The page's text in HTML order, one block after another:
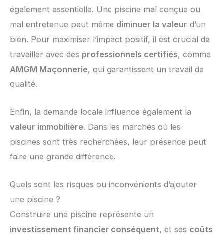
également essentielle. Une piscine mal conçue ou
mal entretenue peut même diminuer la valeur d’un
bien. Pour maximiser l’impact positif, il est crucial de
travailler avec des professionnels certifiés, comme
AMGM Maçonnerie, qui garantissent un travail de
qualité.
Enfin, la demande locale influence également la
valeur immobilière. Dans les marchés où les
piscines sont très recherchées, leur présence peut
faire une grande différence.
Quels sont les risques ou inconvénients d’ajouter
une piscine ?
Construire une piscine représente un
investissement financier conséquent, et ses coûts